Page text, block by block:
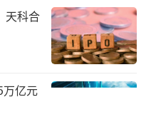
奶相关企业的融资新
多名字已经听不到
浪淘沙下，一部分
加高了。有的企业
的研发能力都没
天科合
万亿元